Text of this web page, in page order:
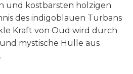
und kostbarsten holzigen
des indigoblauen Turbans
Kraft von Oud wird durch
mystische Hülle aus